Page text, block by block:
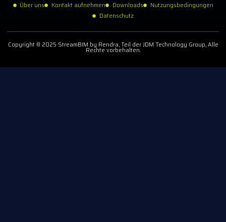
Über uns Kontakt aufnehmen Downloads
Nutzungsbedingungen
Datenschutz
Copyright © 2025 StreamBIM by Rendra, Teil der JDM Technology Group, Alle
Rechte vorbehalten.